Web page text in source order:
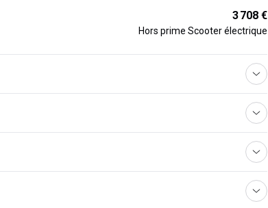
3 708 €
Hors prime Scooter électrique